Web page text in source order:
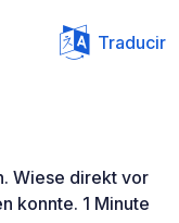
Traducir
Wiese direkt vor
konnte. 1 Minute